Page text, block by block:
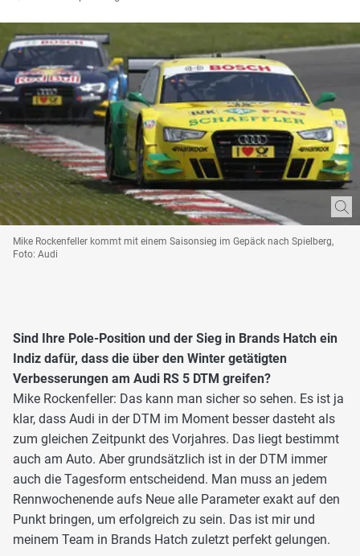
Mike Rockenfeller kommt mit einem Saisonsieg im Gepäck nach Spielberg,
Foto: Audi
Sind Ihre Pole-Position und der Sieg in Brands Hatch ein
Indiz dafür, dass die über den Winter getätigten
Verbesserungen am Audi RS 5 DTM greifen?
Mike Rockenfeller: Das kann man sicher so sehen. Es ist ja
klar, dass Audi in der DTM im Moment besser dasteht als
zum gleichen Zeitpunkt des Vorjahres. Das liegt bestimmt
auch am Auto. Aber grundsätzlich ist in der DTM immer
auch die Tagesform entscheidend. Man muss an jedem
Rennwochenende aufs Neue alle Parameter exakt auf den
Punkt bringen, um erfolgreich zu sein. Das ist mir und
meinem Team in Brands Hatch zuletzt perfekt gelungen.